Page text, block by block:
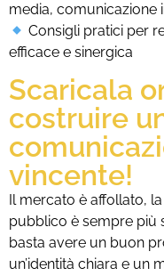
media, comunicazione
Consigli pratici per
efficace e sinergica
Scaricala
costruire
vincente!
Il mercato è affollato,
pubblico è sempre più
basta avere un buon
un’identità chiara e un